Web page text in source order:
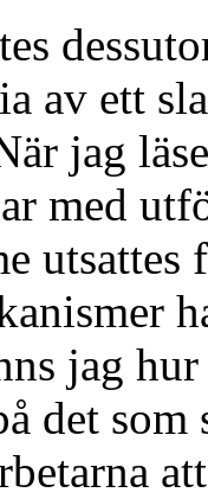
av ett
jag
med
utsattes
jag
det